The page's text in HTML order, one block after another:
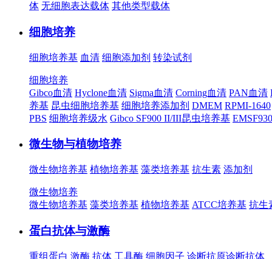
体 无细胞表达载体 其他类型载体
细胞培养
细胞培养基 血清 细胞添加剂 转染试剂
细胞培养
Gibco血清 Hyclone血清 Sigma血清 Corning血清 PAN血清
养基 昆虫细胞培养基 细胞培养添加剂 DMEM RPMI-1640
PBS 细胞培养级水 Gibco SF900 II/III昆虫培养基
微生物与植物培养
微生物培养基 植物培养基 藻类培养基 抗生素 添加剂
微生物培养
微生物培养基 藻类培养基 植物培养基 ATCC培养基 抗生
蛋白抗体与激酶
重组蛋白 激酶 抗体 工具酶 细胞因子 诊断抗原诊断抗体